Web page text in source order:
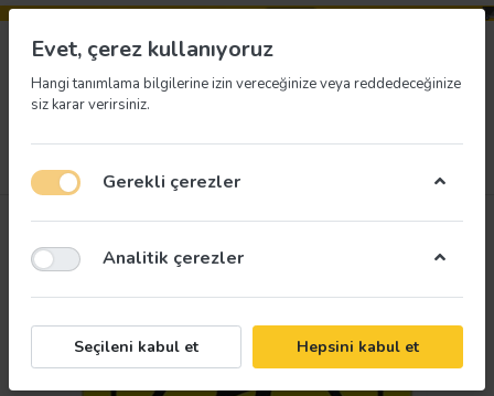
Evet, çerez kullanıyoruz
Hangi tanımlama bilgilerine izin vereceğinize veya reddedeceğinize
siz karar verirsiniz.
Gerekli çerezler
Analitik çerezler
Seçileni kabul et Hepsini kabul et